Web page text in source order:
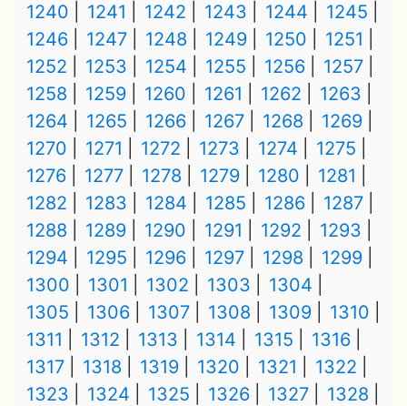
1240
1241 1242 1243 1244
1245
1246
1247 1248 1249 1250
1251
1252
1253 1254 1255 1256
1257
1258
1259 1260 1261 1262
1263
1264
1265 1266 1267 1268
1269
1270
1271 1272 1273 1274
1275
1276
1277 1278 1279 1280
1281
1282
1283 1284 1285 1286
1287
1288
1289 1290 1291 1292
1293
1294
1295 1296 1297 1298
1299
1300
1301 1302 1303
1304
1305
1306 1307 1308 1309
1310
1311
1312 1313 1314 1315
1316
1317
1318 1319 1320 1321
1322
1323
1324 1325 1326 1327
1328